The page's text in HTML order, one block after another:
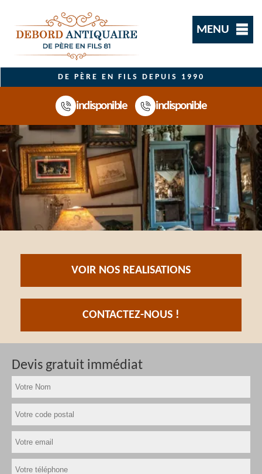
MENU
DE PÈRE EN FILS DEPUIS 1990
indisponible indisponible
VOIR NOS REALISATIONS
CONTACTEZ-NOUS !
Devis gratuit immédiat